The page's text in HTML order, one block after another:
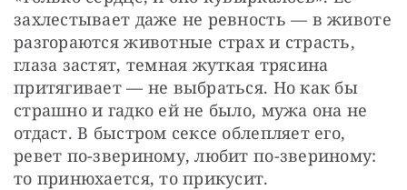
захлестывает даже не ревность — в животе
разгораются животные страх и страсть,
глаза застят, темная жуткая трясина
притягивает — не выбраться. Но как бы
страшно и гадко ей не было, мужа она не
отдаст. В быстром сексе облепляет его,
ревет по-звериному, любит по-звериному:
то принюхается, то прикусит.